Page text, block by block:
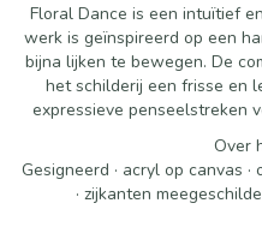
Floral Dance is een intuïtief
werk is geïnspireerd op een
bijna lijken te bewegen. De
het schilderij een frisse en
expressieve penseelstreken
Over
Gesigneerd · acryl op canvas
· zijkanten